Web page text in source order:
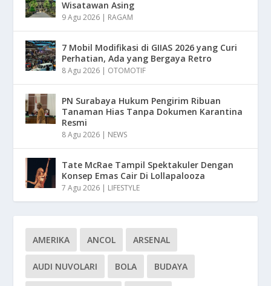
Wisatawan Asing
9 Agu 2026 | RAGAM
7 Mobil Modifikasi di GIIAS 2026 yang Curi
Perhatian, Ada yang Bergaya Retro
8 Agu 2026 | OTOMOTIF
PN Surabaya Hukum Pengirim Ribuan
Tanaman Hias Tanpa Dokumen Karantina
Resmi
8 Agu 2026 | NEWS
Tate McRae Tampil Spektakuler Dengan
Konsep Emas Cair Di Lollapalooza
7 Agu 2026 | LIFESTYLE
AMERIKA ANCOL ARSENAL
AUDI NUVOLARI BOLA BUDAYA